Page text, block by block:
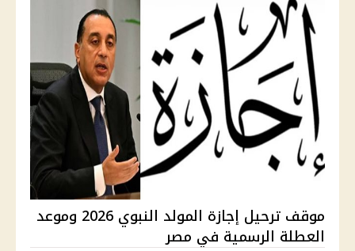
موقف ترحيل إجازة المولد النبوي 2026 وموعد
العطلة الرسمية في مصر